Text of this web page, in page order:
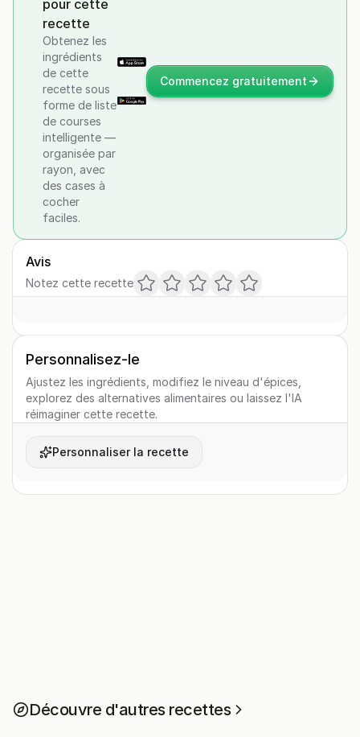
pour cette
recette
Obtenez les
ingrédients
de cette
recette sous
forme de liste
de courses
intelligente —
organisée par
rayon, avec
des cases à
cocher
faciles.
Commencez gratuitement
Avis
Notez cette recette
Personnalisez-le
Ajustez les ingrédients, modifiez le niveau d'épices,
explorez des alternatives alimentaires ou laissez l'IA
réimaginer cette recette.
Personnaliser la recette
Découvre d'autres recettes